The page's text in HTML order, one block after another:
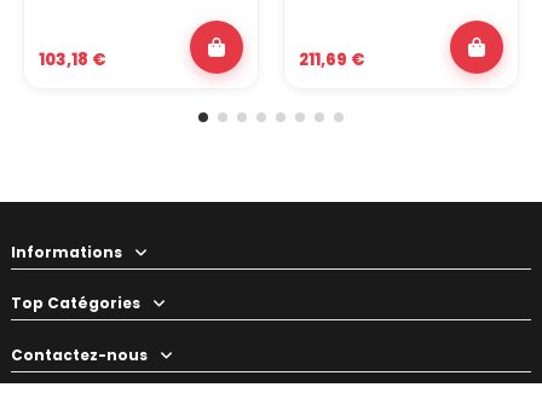
103,18 € 211,69 €
Informations
Top Catégories
Contactez-nous